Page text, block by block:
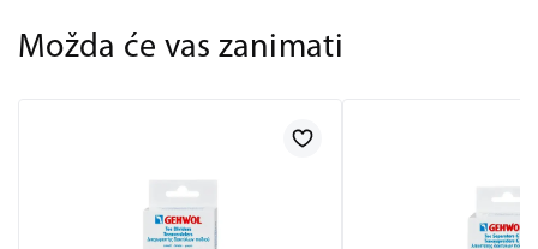
Možda će vas zanimati